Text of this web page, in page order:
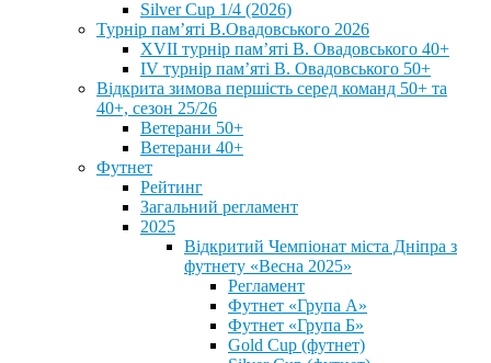
Silver Cup 1/4 (2026)
Турнір пам’яті В.Овадовського 2026
XVII турнір пам’яті В. Овадовського 40+
IV турнір пам’яті В. Овадовського 50+
Відкрита зимова першість серед команд 50+ та
40+, сезон 25/26
Ветерани 50+
Ветерани 40+
Футнет
Рейтинг
Загальний регламент
2025
Відкритий Чемпіонат міста Дніпра з
футнету «Весна 2025»
Регламент
Футнет «Група А»
Футнет «Група Б»
Gold Cup (футнет)